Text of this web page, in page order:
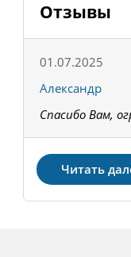
Отзывы
01.07.2025
Александр
Спасибо Вам,
Читать